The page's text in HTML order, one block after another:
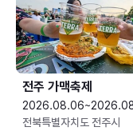
전주 가맥축제
전북특별자치도 전주시